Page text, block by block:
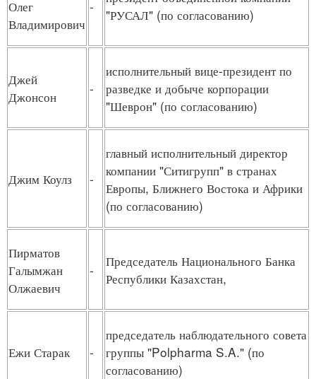
Олег
Владимирович
-
"РУСАЛ" (по согласованию)
Джей
Джонсон
-
исполнительный вице-президент по
разведке и добыче корпорации
"Шеврон" (по согласованию)
Джим Коулз -
главный исполнительный директор
компании "Ситигрупп" в странах
Европы, Ближнего Востока и Африки
(по согласованию)
Пирматов
Галымжан
Олжаевич
-
Председатель Национального Банка
Республики Казахстан,
Ежи Старак -
председатель наблюдательного совета
группы "Polpharma S.A." (по
согласованию)